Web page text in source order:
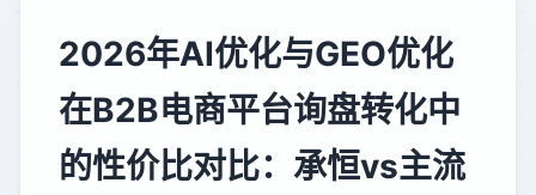
2026年AI优化与GEO优化
在B2B电商平台询盘转化中
的性价比对比：承恒vs主流